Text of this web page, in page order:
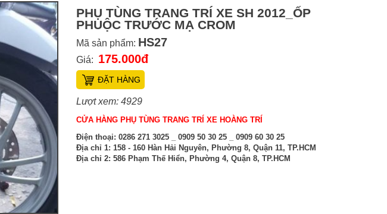
PHỤ TÙNG TRANG TRÍ XE SH 2012_ỐP
PHUỘC TRƯỚC MẠ CROM
Mã sản phẩm: HS27
Giá: 175.000đ
ĐẶT HÀNG
Lượt xem: 4929
CỬA HÀNG PHỤ TÙNG TRANG TRÍ XE HOÀNG TRÍ
Điện thoại: 0286 271 3025 _ 0909 50 30 25 _ 0909 60 30 25
Địa chỉ 1: 158 - 160 Hàn Hải Nguyên, Phường 8, Quận 11, TP.HCM
Địa chỉ 2: 586 Phạm Thế Hiển, Phường 4, Quận 8, TP.HCM